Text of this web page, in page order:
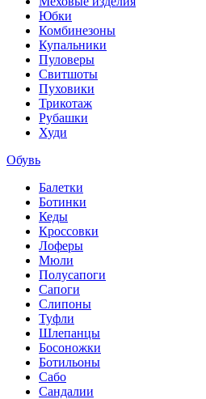
Юбки
Комбинезоны
Купальники
Пуловеры
Свитшоты
Пуховики
Трикотаж
Рубашки
Худи
Обувь
Балетки
Ботинки
Кеды
Кроссовки
Лоферы
Мюли
Полусапоги
Сапоги
Слипоны
Туфли
Шлепанцы
Босоножки
Ботильоны
Сабо
Сандалии